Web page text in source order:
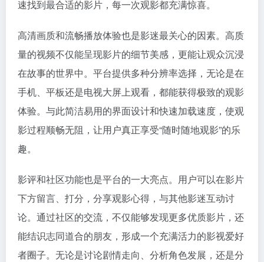
速找到最合适的影片，每一次观影都充满惊喜。
高清画质和流畅播放体验也是影迷最关心的因素。高质
量的视频不仅能呈现影片的细节美感，更能让观众沉浸
在故事的世界中。平台提供多种分辨率选择，无论是在
手机、平板还是电视大屏上观看，都能获得极致的观影
体验。与此简洁易用的界面设计和快速加载速度，使观
影过程顺畅无阻，让用户真正享受“随时随地观影”的乐
趣。
影评和社区功能也是平台的一大亮点。用户可以在影片
下方留言、打分，分享观影心得，与其他影迷互动讨
论。通过社区的交流，不仅能够发现更多优质影片，还
能结识志同道合的朋友，形成一个充满活力的影视爱好
者圈子。无论是讨论剧情走向、分析角色发展，还是分